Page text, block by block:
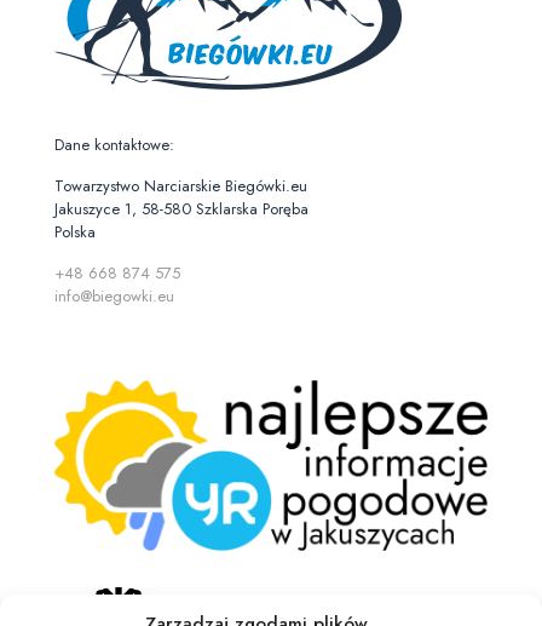
Dane kontaktowe:
Towarzystwo Narciarskie Biegówki.eu
Jakuszyce 1, 58-580 Szklarska Poręba
Polska
+48 668 874 575
info@biegowki.eu